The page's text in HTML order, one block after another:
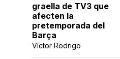
graella de TV3 que
afecten la
pretemporada del
Barça
Víctor Rodrigo